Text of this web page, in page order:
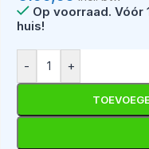
Op voorraad
- +